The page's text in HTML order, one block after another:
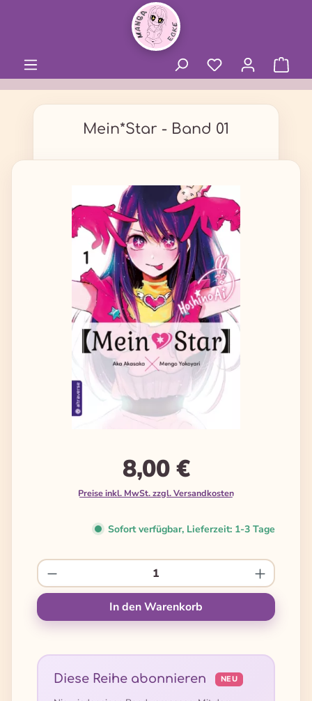
Mein*Star - Band 01
Bildergalerie überspringen
8,00 €
Preise inkl. MwSt. zzgl. Versandkosten
Sofort verfügbar, Lieferzeit: 1-3 Tage
Produkt Anzahl: Gib den gewünschten
In den Warenkorb
Diese Reihe abonnieren NEU